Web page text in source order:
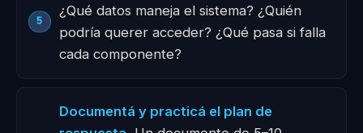
¿Qué datos maneja el sistema? ¿Quién
podría querer acceder? ¿Qué pasa si falla
cada componente?
Documentá y practicá el plan de